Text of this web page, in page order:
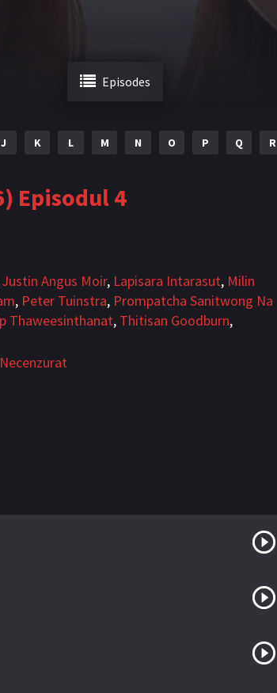
Episodes
J K L M N O P Q R
Episodul 4
Justin Angus Moir, Lapisara Intarasut, Milin
, Peter Tuinstra, Prompatcha Sanitwong Na
Thaweesinthanat, Thitisan Goodburn,
Necenzurat